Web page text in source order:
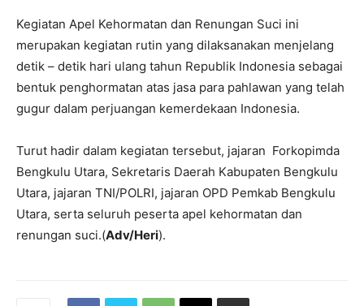
Kegiatan Apel Kehormatan dan Renungan Suci ini
merupakan kegiatan rutin yang dilaksanakan menjelang
detik – detik hari ulang tahun Republik Indonesia sebagai
bentuk penghormatan atas jasa para pahlawan yang telah
gugur dalam perjuangan kemerdekaan Indonesia.
Turut hadir dalam kegiatan tersebut, jajaran Forkopimda
Bengkulu Utara, Sekretaris Daerah Kabupaten Bengkulu
Utara, jajaran TNI/POLRI, jajaran OPD Pemkab Bengkulu
Utara, serta seluruh peserta apel kehormatan dan
renungan suci.(Adv/Heri).